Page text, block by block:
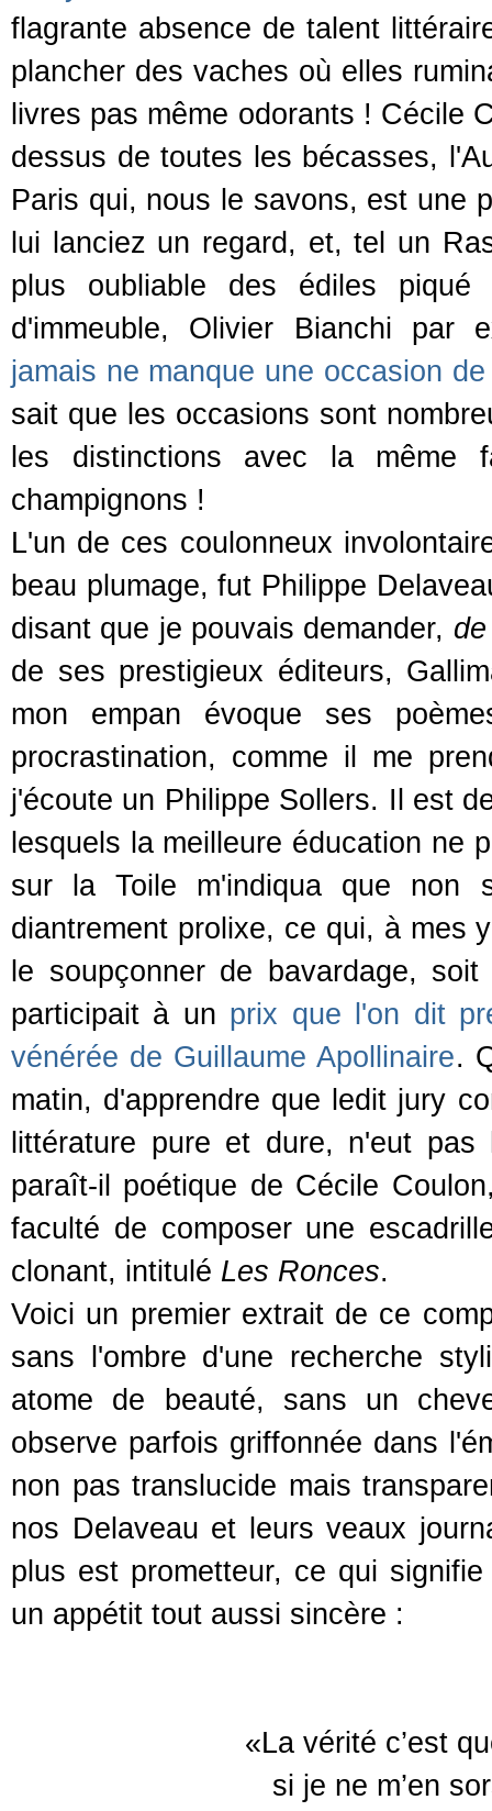
flagrante absence de talent
plancher des vaches où elles
livres pas même odorants ! Cécile
dessus de toutes les bécasses,
Paris qui, nous le savons, est une
lui lanciez un regard, et, tel un
plus oubliable des édiles
d'immeuble, Olivier Bianchi par
jamais ne manque une occasion
sait que les occasions sont
les distinctions avec la même
champignons !
L'un de ces coulonneux
beau plumage, fut Philippe
disant que je pouvais demander,
de ses prestigieux éditeurs,
mon empan évoque ses
procrastination, comme il me
j'écoute un Philippe Sollers. Il est
lesquels la meilleure éducation ne
sur la Toile m'indiqua que non
diantrement prolixe, ce qui, à mes
le soupçonner de bavardage,
participait à un prix que l'on dit
vénérée de Guillaume Apollinaire.
matin, d'apprendre que ledit jury
littérature pure et dure, n'eut
paraît-il poétique de Cécile
faculté de composer une
clonant, intitulé Les Ronces.
Voici un premier extrait de ce
sans l'ombre d'une recherche
atome de beauté, sans un
observe parfois griffonnée dans
non pas translucide mais
nos Delaveau et leurs veaux
plus est prometteur, ce qui
un appétit tout aussi sincère :
«La vérité c’est
si je ne m’en